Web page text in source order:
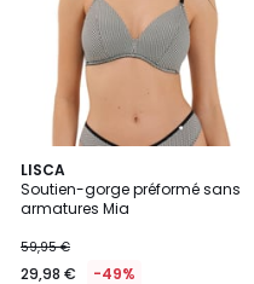
LISCA
Soutien-gorge préformé sans
armatures Mia
59,95 €
29,98 € -49%